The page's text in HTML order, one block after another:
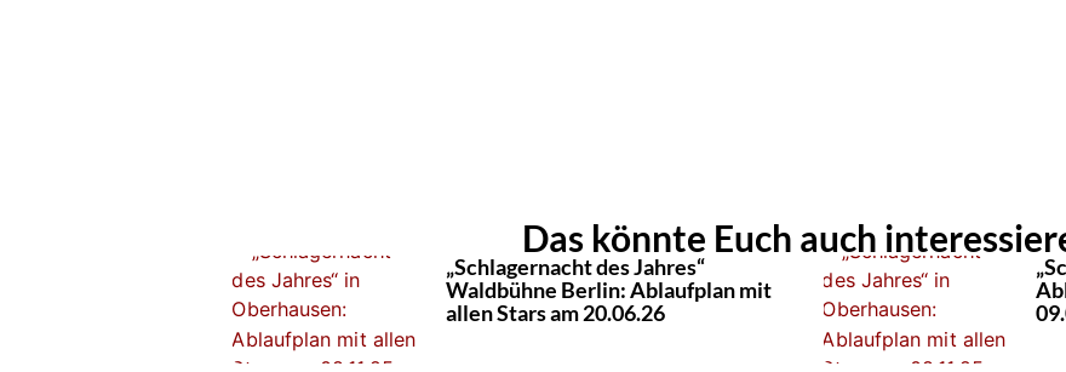
Das könnte Euch auch
„Schlagernacht des Jahres“
Waldbühne Berlin: Ablaufplan mit
allen Stars am 20.06.26